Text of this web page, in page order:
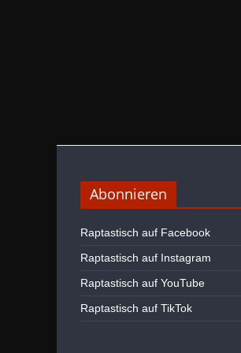
Abonnieren
Raptastisch auf Facebook
Raptastisch auf Instagram
Raptastisch auf YouTube
Raptastisch auf TikTok